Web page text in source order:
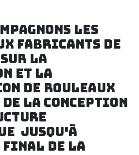
les
fabricants de
sur la
et la
de rouleaux
de la conception
jusqu'à
final de la